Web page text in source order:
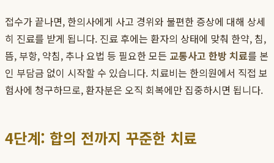
접수가 끝나면, 한의사에게 사고 경위와 불편한 증상에 대해 상세
히 진료를 받게 됩니다. 진료 후에는 환자의 상태에 맞춰 한약, 침,
뜸, 부항, 약침, 추나 요법 등 필요한 모든 교통사고 한방 치료를 본
인 부담금 없이 시작할 수 있습니다. 치료비는 한의원에서 직접 보
험사에 청구하므로, 환자분은 오직 회복에만 집중하시면 됩니다.
4단계: 합의 전까지 꾸준한 치료